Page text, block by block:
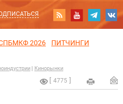
2026
ПИТЧИНГИ
Кинорынки
4775